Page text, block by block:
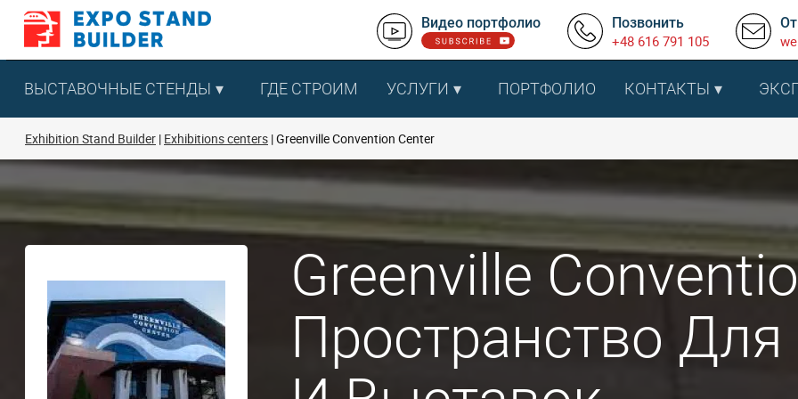
Перейти
содержанию
Видео портфолио Позвонить
+48 616 791 105
ВЫСТАВОЧНЫЕ СТЕНДЫ ГДЕ СТРОИМ УСЛУГИ ПОРТФОЛИО КОНТАКТЫ
Exhibition Stand Builder Exhibitions centers Greenville Convention Center
Greenville
Пространство